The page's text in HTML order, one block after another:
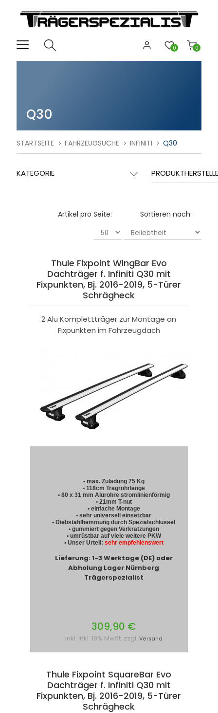
0
0
Q30
STARTSEITE FAHRZEUGSUCHE INFINITI Q30
KATEGORIE
Sortieren nach:
Artikel pro Seite:
Thule Fixpoint WingBar Evo
Dachträger f. Infiniti Q30 mit
Fixpunkten, Bj. 2016-2019, 5-Türer
Schrägheck
2 Alu Komplettträger zur Montage an
Fixpunkten im Fahrzeugdach
• max. Zuladung 75 Kg
• 118cm Tragrohrlänge
• 80 x 31 mm Alurohre stromlinienförmig
• 21mm T-nut
• einfache Montage
• sehr universell einsetzbar
• Diebstahlhemmung durch Spezialschlüssel
• gummiert gegen Verkratzungen
• umrüstbar auf viele weitere PKW
• Unser Urteil: sehr empfehlenswert
Lieferung: 1-3 Werktage (DE) oder
Abholung Lager Nürnberg
Trägerspezialist
309,90 €
inkl. inkl. 19% MwSt. zzgl. Versand
Thule Fixpoint SquareBar Evo
Dachträger f. Infiniti Q30 mit
Fixpunkten, Bj. 2016-2019, 5-Türer
Schrägheck